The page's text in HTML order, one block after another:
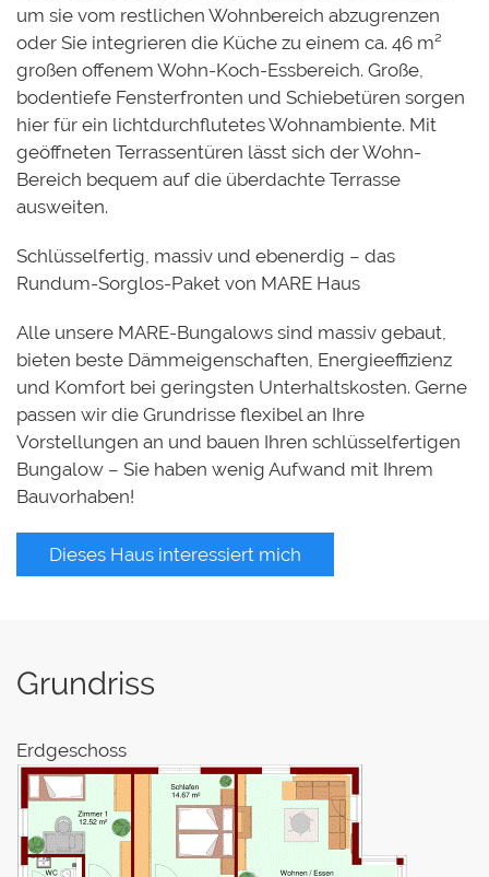
um sie vom restlichen Wohnbereich abzugrenzen
oder Sie integrieren die Küche zu einem ca. 46 m²
großen offenem Wohn-Koch-Essbereich. Große,
bodentiefe Fensterfronten und Schiebetüren sorgen
hier für ein lichtdurchflutetes Wohnambiente. Mit
geöffneten Terrassentüren lässt sich der Wohn-
Bereich bequem auf die überdachte Terrasse
ausweiten.
Schlüsselfertig, massiv und ebenerdig – das
Rundum-Sorglos-Paket von MARE Haus
Alle unsere MARE-Bungalows sind massiv gebaut,
bieten beste Dämmeigenschaften, Energieeffizienz
und Komfort bei geringsten Unterhaltskosten. Gerne
passen wir die Grundrisse flexibel an Ihre
Vorstellungen an und bauen Ihren schlüsselfertigen
Bungalow – Sie haben wenig Aufwand mit Ihrem
Bauvorhaben!
Dieses Haus interessiert mich
Grundriss
Erdgeschoss